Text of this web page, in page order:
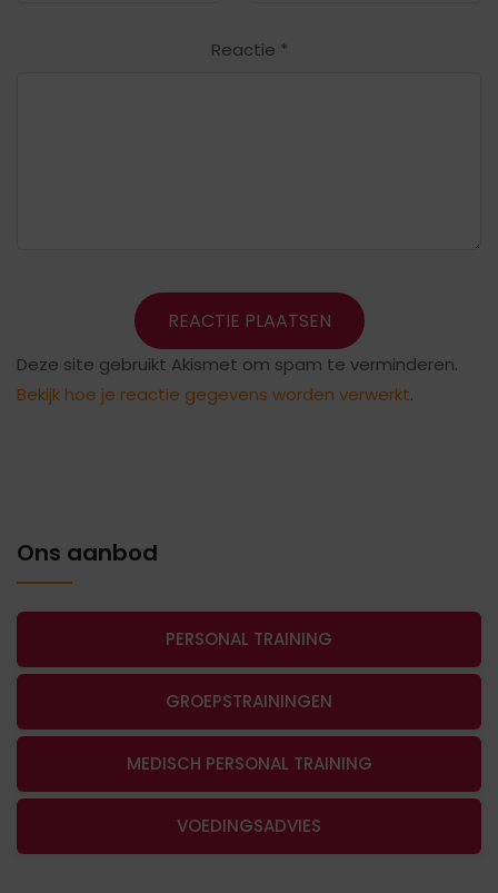
Reactie *
Deze site gebruikt Akismet om spam te verminderen.
Bekijk hoe je reactie gegevens worden verwerkt.
Ons aanbod
PERSONAL TRAINING
GROEPSTRAININGEN
MEDISCH PERSONAL TRAINING
VOEDINGSADVIES